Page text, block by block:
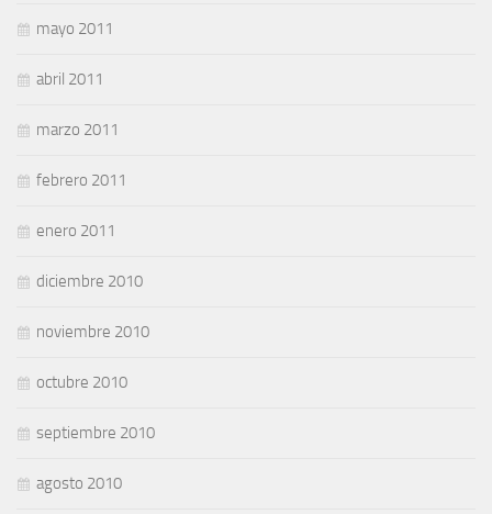
mayo 2011
abril 2011
marzo 2011
febrero 2011
enero 2011
diciembre 2010
noviembre 2010
octubre 2010
septiembre 2010
agosto 2010